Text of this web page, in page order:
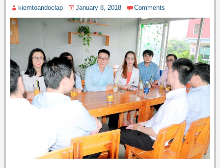
kiemtoandoclap January 8, 2018 Comments